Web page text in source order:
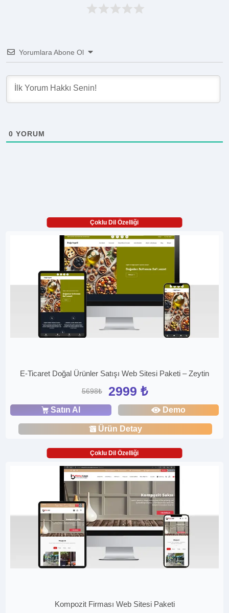
Yorumlara Abone Ol
0 YORUM
Çoklu Dil Özelliği
E-Ticaret Doğal Ürünler Satışı Web Sitesi Paketi – Zeytin
5698₺ 2999 ₺
Satın Al Demo
Ürün Detay
Çoklu Dil Özelliği
Kompozit Firması Web Sitesi Paketi